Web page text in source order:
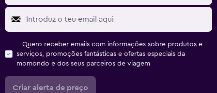
Quero receber emails com informações sobre produtos e
serviços, promoções fantásticas e ofertas especiais da
momondo e dos seus parceiros de viagem
Criar alerta de preço